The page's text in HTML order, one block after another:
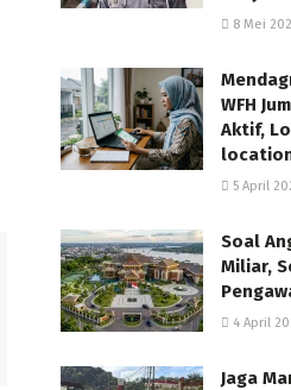
8 Mei
WFH
Aktif,
5 April
Soal
Miliar,
4 April
Jaga